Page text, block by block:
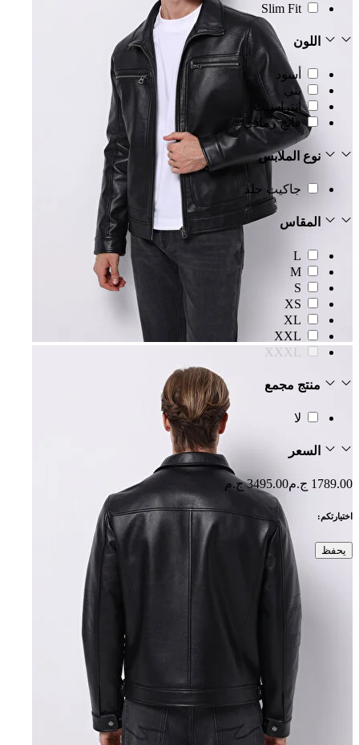
Slim Fit
اللون
أسود
بني
أنتراسيت
فاتح رمادي
نوع الملابس
جاكيت جلد
المقاس
L
M
S
XS
XL
XXL
XXXL
منتج مجمع
لا
السعر
1789.00 ج.م 3495.00 ج.م
اختيارتكم:
يحفظ